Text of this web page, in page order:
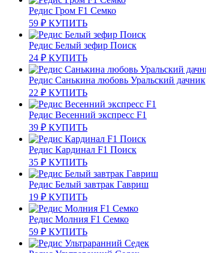
Редис Гром F1 Семко
59 ₽ КУПИТЬ
Редис Белый зефир Поиск
24 ₽ КУПИТЬ
Редис Санькина любовь Уральский дачник
22 ₽ КУПИТЬ
Редис Весенний экспресс F1
39 ₽ КУПИТЬ
Редис Кардинал F1 Поиск
35 ₽ КУПИТЬ
Редис Белый завтрак Гавриш
19 ₽ КУПИТЬ
Редис Молния F1 Семко
59 ₽ КУПИТЬ